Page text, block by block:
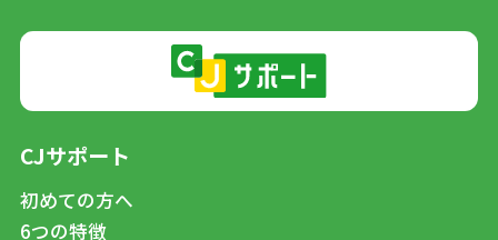
CJサポート
初めての方へ
6つの特徴